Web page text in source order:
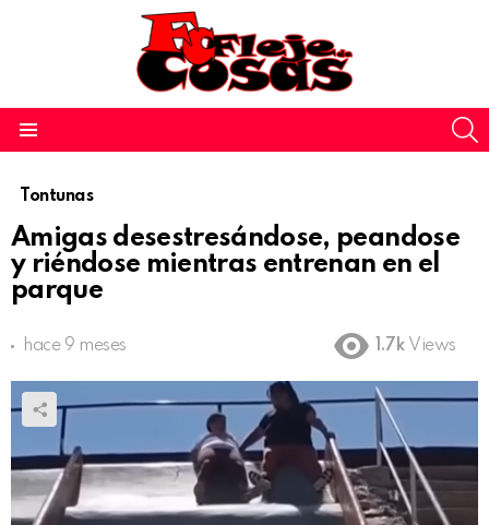
Tontunas
Amigas desestresándose, peandose
y riéndose mientras entrenan en el
parque
hace 9 meses 1.7k Views